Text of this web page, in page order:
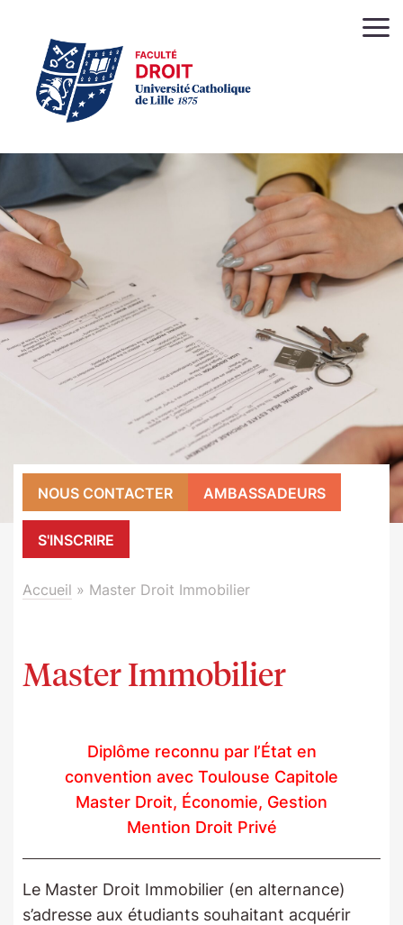
NOUS CONTACTER AMBASSADEURS
S'INSCRIRE
Accueil » Master Droit Immobilier
Master Immobilier
Diplôme reconnu par l’État en
convention avec Toulouse Capitole
Master Droit, Économie, Gestion
Mention Droit Privé
Le Master Droit Immobilier (en alternance)
s’adresse aux étudiants souhaitant acquérir